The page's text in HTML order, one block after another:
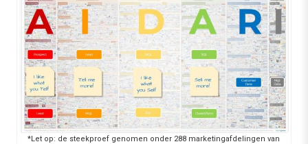
*Let op: de steekproef genomen onder 288 marketingafdelingen van